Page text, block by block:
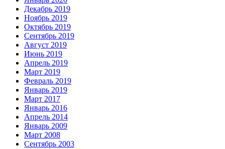
Декабрь 2019
Ноябрь 2019
Октябрь 2019
Сентябрь 2019
Август 2019
Июнь 2019
Апрель 2019
Март 2019
Февраль 2019
Январь 2019
Март 2017
Январь 2016
Апрель 2014
Январь 2009
Март 2008
Сентябрь 2003